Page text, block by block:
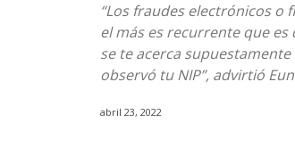
“Los fraudes electrónicos o
el más es recurrente que
se te acerca
observó tu NIP”, advirtió
abril 23, 2022